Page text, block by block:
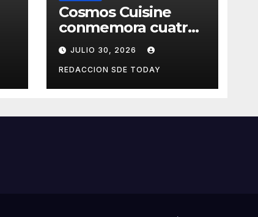
Cosmos Cuisine
conmemora cuatro
años con nueva
administración y
nuevos sabores
JULIO 30, 2026
REDACCION SDE TODAY